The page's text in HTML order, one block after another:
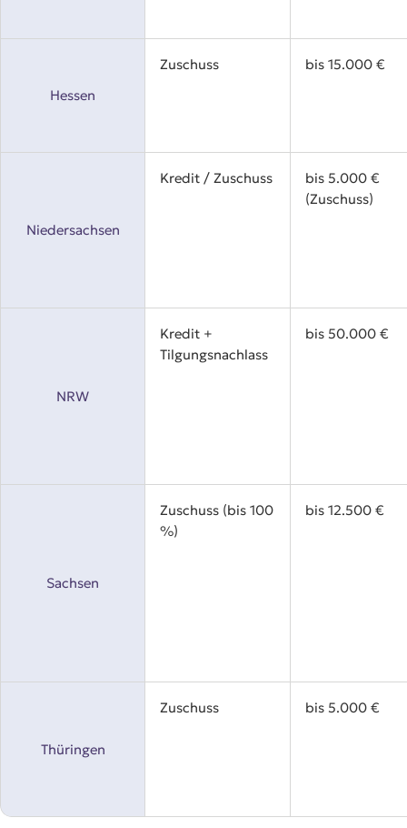
Hessen
Zuschuss bis 15.000 €
Niedersachsen
Kredit / Zuschuss
bis 5.000 €
(Zuschuss)
NRW
Kredit +
Tilgungsnachlass
bis 50.000 €
Sachsen
Zuschuss (bis 100
%)
bis 12.500 €
Thüringen
Zuschuss bis 5.000 €